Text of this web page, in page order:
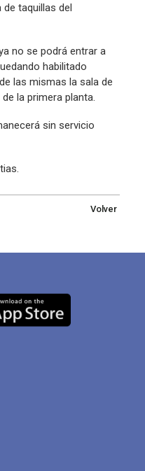
taquillas del
no se podrá entrar a
habilitado
las mismas la sala de
la primera planta.
sin servicio
Volver